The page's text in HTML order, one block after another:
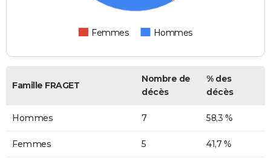
Femmes Hommes
Famille FRAGET
Nombre de
décès
% des
décès
Hommes 7 58,3 %
Femmes 5 41,7 %